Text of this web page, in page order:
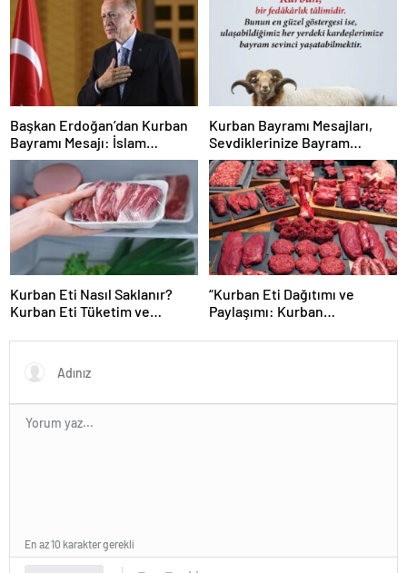
Başkan Erdoğan’dan Kurban
Bayramı Mesajı: İslam
Âlemine ve Tüm İnsanlığa
Hayırlar Getirmesini Diliyor
Kurban Bayramı Mesajları,
Sevdiklerinize Bayram
Mesajları, Resimli Bayram
Mesajları..
Kurban Eti Nasıl Saklanır?
Kurban Eti Tüketim ve
“Kurban Eti Dağıtımı ve
Paylaşımı: Kurban
Gereken İlkeler”
En az 10 karakter gerekli